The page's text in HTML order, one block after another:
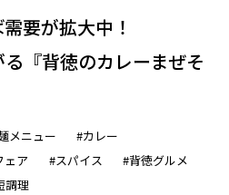
要が拡大中！
『背徳のカレーまぜそ
メニュー
#カレー
ェア #スパイス
#背徳グルメ
調理